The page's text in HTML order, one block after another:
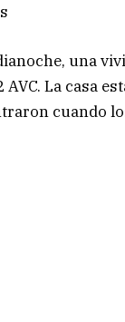
una
La casa
cuando